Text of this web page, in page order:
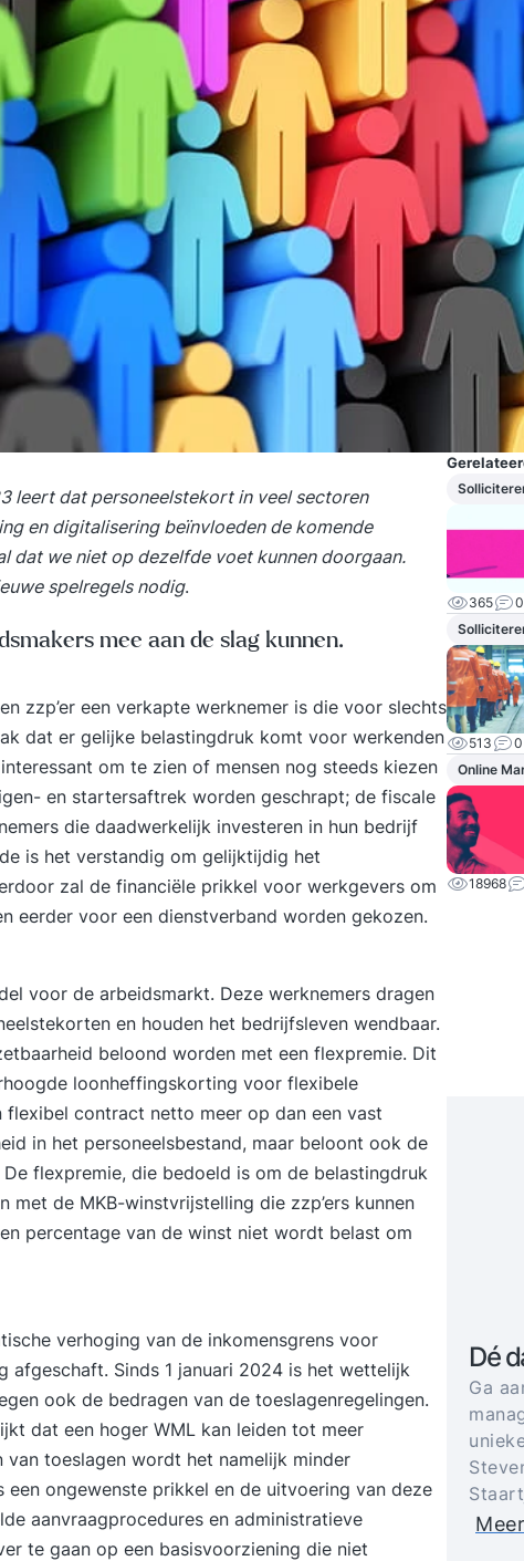
leert dat personeelstekort in veel sectoren
en digitalisering beïnvloeden de komende
dat we niet op dezelfde voet kunnen doorgaan.
spelregels nodig.
mee aan de slag kunnen.
zzp’er een verkapte werknemer is die voor slechts
dat er gelijke belastingdruk komt voor werkenden
om te zien of mensen nog steeds kiezen
en startersaftrek worden geschrapt; de fiscale
die daadwerkelijk investeren in hun bedrijf
is het verstandig om gelijktijdig het
zal de financiële prikkel voor werkgevers om
eerder voor een dienstverband worden gekozen.
voor de arbeidsmarkt. Deze werknemers dragen
en houden het bedrijfsleven wendbaar.
beloond worden met een flexpremie. Dit
loonheffingskorting voor flexibele
contract netto meer op dan een vast
in het personeelsbestand, maar beloont ook de
flexpremie, die bedoeld is om de belastingdruk
de MKB-winstvrijstelling die zzp’ers kunnen
percentage van de winst niet wordt belast om
verhoging van de inkomensgrens voor
Sinds 1 januari 2024 is het wettelijk
ook de bedragen van de toeslagenregelingen.
dat een hoger WML kan leiden tot meer
toeslagen wordt het namelijk minder
ongewenste prikkel en de uitvoering van deze
aanvraagprocedures en administratieve
te gaan op een basisvoorziening die niet
365
0
513
0
Online
18968
Dé
Ga